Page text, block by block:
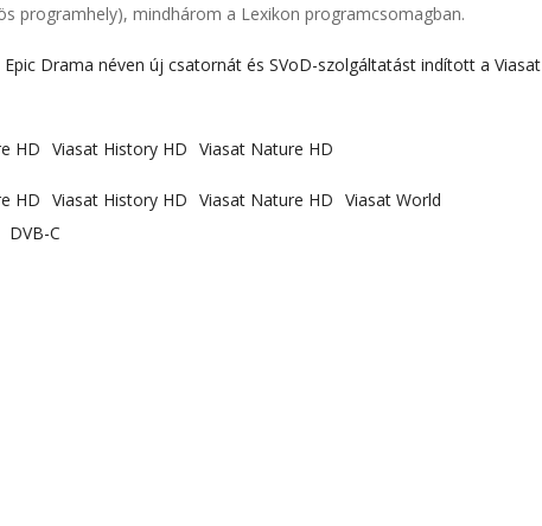
programhely), mindhárom a Lexikon programcsomagban.
Drama néven új csatornát és SVoD-szolgáltatást indított a Viasat
HD Viasat History HD Viasat Nature HD
HD Viasat History HD Viasat Nature HD Viasat World
DVB-C